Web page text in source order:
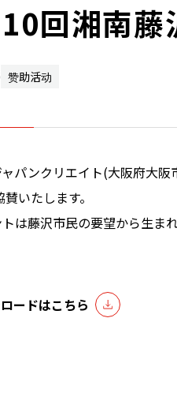
10回湘南
赞助活动
パンクリエイト(大阪府大
いたします。
は藤沢市民の要望から生ま
ードはこちら